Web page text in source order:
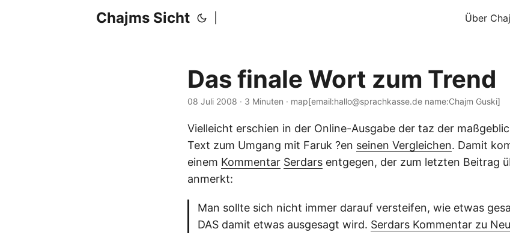
Chajms Sicht Über
Das finale Wort zum Trend
08 Juli 2008 · 3 Minuten · map[email:hallo@sprachkasse.de name:Chajm Guski]
Vielleicht erschien in der Online-Ausgabe der taz der
Text zum Umgang mit Faruk ?en seinen Vergleichen. Damit
einem Kommentar Serdars entgegen, der zum letzten Beitrag
anmerkt:
Man sollte sich nicht immer darauf versteifen, wie etwas
DAS damit etwas ausgesagt wird. Serdars Kommentar zu